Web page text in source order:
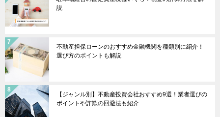
説
不動産担保ローンのおすすめ金融機関を種類別に紹介！
選び方のポイントも解説
【ジャンル別】不動産投資会社おすすめ9選！業者選びの
ポイントや詐欺の回避法も紹介